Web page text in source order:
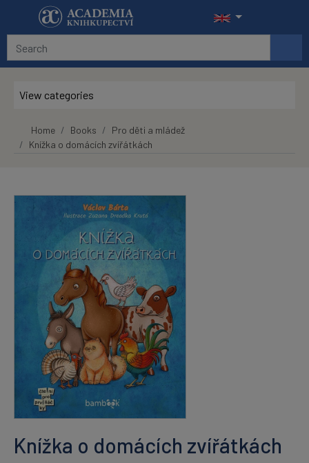
Skip to main content
View categories
Home Books
Pro děti a mládež
Knížka o domácích zvířátkách
Knížka o domácích zvířátkách